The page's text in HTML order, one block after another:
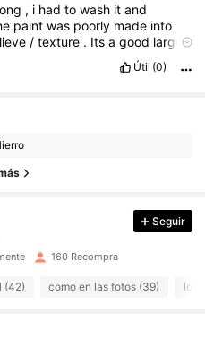
, i hadtowash itand
paintwas poorly made into
/texture . Itsagood large
Útil (0)
Seguir
160 Recompra
(42) como en las fotos (39) lo